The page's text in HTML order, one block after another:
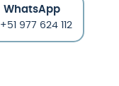
WhatsApp
+51 977 624 112